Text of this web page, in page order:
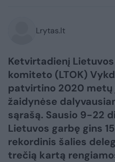
Lrytas.lt
Ketvirtadienį
komiteto (LTOK)
patvirtino 2020 metų
žaidynėse
sąrašą. Sausio 9-22
Lietuvos garbę gins
rekordinis šalies
trečią kartą